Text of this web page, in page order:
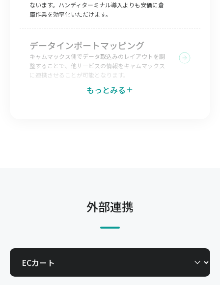
ないます。ハンディターミナル導入よりも安価に倉
庫作業を効率化いただけます。
データインポートマッピング
キャムマックス側でデータ取込みのレイアウトを調
整することで、他サービスの情報をキャムマックス
に連携させることが可能となります。
引を電子化できます。
得意先へキャムマックスの一部機能を開放すること
です。今までメールやFAX、郵送で行っていた取引
を電子化できます。
もっとみる
外部連携